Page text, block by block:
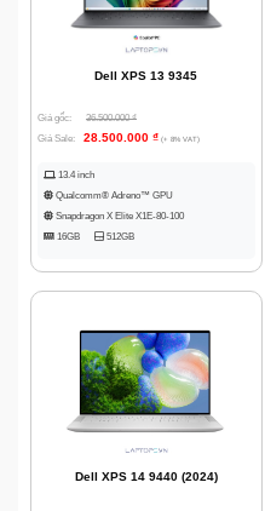
Dell XPS 13 9345
Giá gốc: 36.500.000₫
Giá Sale:
28.500.000 ₫ (+ 8% VAT)
13.4 inch
Qualcomm® Adreno™ GPU
Snapdragon X Elite X1E-80-100
16GB
512GB
Dell XPS 14 9440 (2024)